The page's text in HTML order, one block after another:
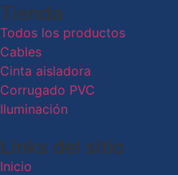
Tienda
Todos los productos
Cables
Cinta aisladora
Corrugado PVC
Iluminación
Links del sitio
Inicio